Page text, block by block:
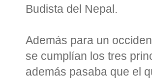
Budista del Nepal.
Además para un
se cumplían los tres
además pasaba que el